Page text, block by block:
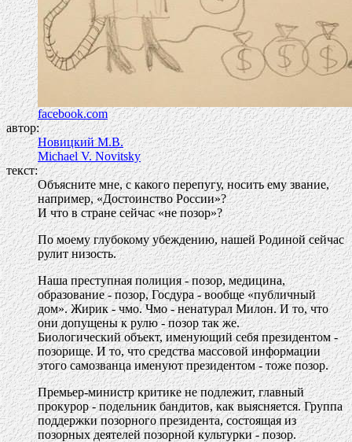
facebook.com
автор:
Новицкий М.В.
Michael V. Novitsky
текст:
Объясните мне, с какого перепугу, носить ему звание,
например, «Достоинство России»?
И что в стране сейчас «не позор»?
По моему глубокому убеждению, нашей Родиной сейчас
рулит низость.
Наша преступная полиция - позор, медицина,
образование - позор, Госдура - вообще «публичный
дом». Жирик - чмо. Чмо - ненатурал Милон. И то, что
они допущены к рулю - позор так же.
Биологический объект, именующий себя президентом -
позорище. И то, что средства массовой информации
этого самозванца именуют президентом - тоже позор.
Премьер-министр критике не подлежит, главный
прокурор - подельник бандитов, как выясняется. Группа
поддержки позорного президента, состоящая из
позорных деятелей позорной культурки - позор.